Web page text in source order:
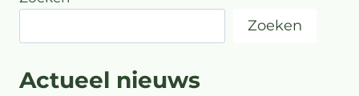
Zoeken
Actueel nieuws